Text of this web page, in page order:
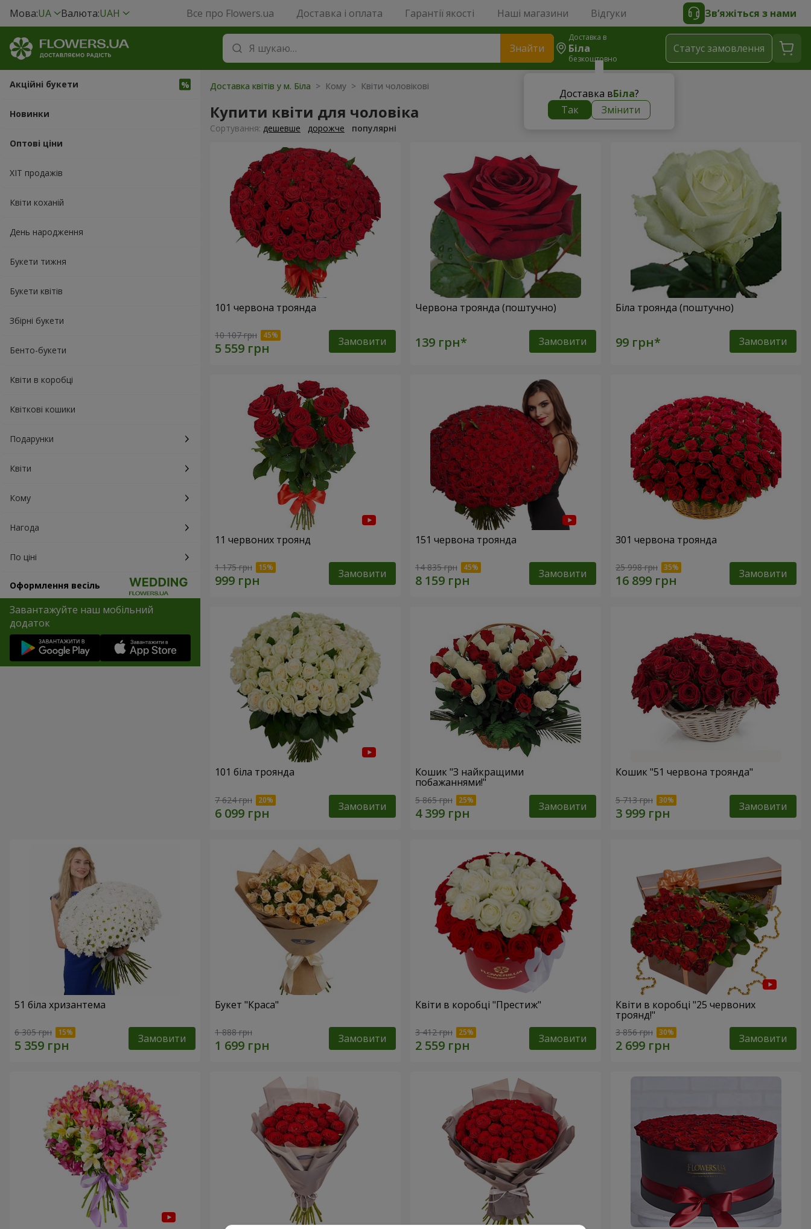
Мова:UA Валюта:UAH Все про Flowers.ua Доставка і оплата Гарантії якості Наші магазини Відгуки Зв’яжіться з нами
Знайти
Доставка в
Біла
безкоштовно
Доставка вБіла?
Так
Змінити
Статус замовлення
Акційні букети
Новинки
Оптові ціни
ХІТ продажів
Квіти коханій
День народження
Букети тижня
Букети квітів
Збірні букети
Бенто-букети
Квіти в коробці
Квіткові кошики
Подарунки
Квіти
Кому
Нагода
По ціні
Оформлення весіль
Завантажуйте наш мобільний
додаток
Доставка квітів у м. Біла > Кому > Квіти чоловікові
Купити квіти для чоловіка
Сортування: дешевше дорожче популярні
101 червона троянда
10 107 грн Замовити
Червона троянда (поштучно)
Замовити
Біла троянда (поштучно)
Замовити
11 червоних троянд
1 175 грн Замовити
151 червона троянда
14 835 грн Замовити
301 червона троянда
25 998 грн Замовити
101 біла троянда
7 624 грн Замовити
Кошик "З найкращими
побажаннями!"
5 865 грн Замовити
Кошик "51 червона троянда"
5 713 грн Замовити
51 біла хризантема
6 305 грн Замовити
Букет "Краса"
1 888 грн Замовити
Квіти в коробці "Престиж"
3 412 грн Замовити
Квіти в коробці "25 червоних
троянд!"
3 856 грн Замовити